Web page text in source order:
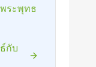
ระพุทธ
กับ